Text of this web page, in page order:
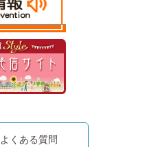
よくある質問